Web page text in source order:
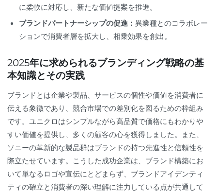
に柔軟に対応し、新たな価値提案を推進。
ブランドパートナーシップの促進： 異業種とのコラボレー
ションで消費者層を拡大し、相乗効果を創出。
2025年に求められるブランディング戦略の基
本知識とその実践
ブランドとは企業や製品、サービスの個性や価値を消費者に
伝える象徴であり、競合市場での差別化を図るための枠組み
です。ユニクロはシンプルながら高品質で価格にもわかりや
すい価値を提供し、多くの顧客の心を獲得しました。また、
ソニーの革新的な製品群はブランドの持つ先進性と信頼性を
際立たせています。こうした成功企業は、ブランド構築にお
いて単なるロゴや宣伝にとどまらず、ブランドアイデンティ
ティの確立と消費者の深い理解に注力している点が共通して